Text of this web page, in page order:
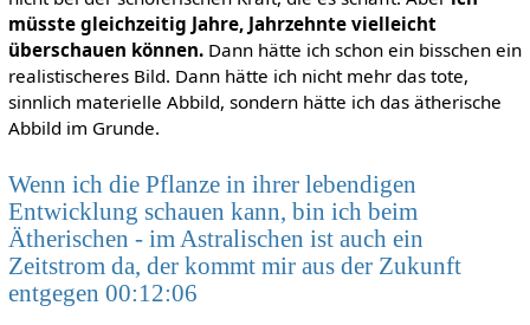
müsste gleichzeitig Jahre, Jahrzehnte vielleicht
überschauen können.Dann hätte ich schon ein bisschen ein
realistischeres Bild. Dann hätte ich nicht mehr das tote,
sinnlich materielle Abbild, sondern hätte ich das ätherische
Abbild im Grunde.
Wenn ich die Pflanze in ihrer lebendigen
Entwicklung schauen kann, bin ich beim
Ätherischen - im Astralischen ist auch ein
Zeitstrom da, der kommt mir aus der Zukunft
entgegen 00:12:06